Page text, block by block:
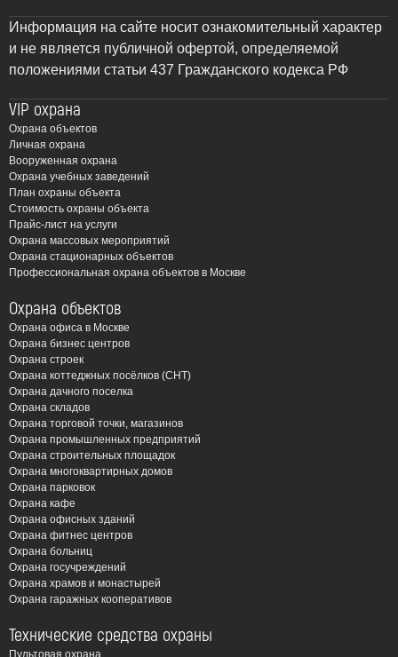
Информация на сайте носит ознакомительный характер
и не является публичной офертой, определяемой
положениями статьи 437 Гражданского кодекса РФ
VIP охрана
Охрана объектов
Личная охрана
Вооруженная охрана
Охрана учебных заведений
План охраны объекта
Стоимость охраны объекта
Прайс-лист на услуги
Охрана массовых мероприятий
Охрана стационарных объектов
Профессиональная охрана объектов в Москве
Охрана объектов
Охрана офиса в Москве
Охрана бизнес центров
Охрана строек
Охрана коттеджных посёлков (СНТ)
Охрана дачного поселка
Охрана складов
Охрана торговой точки, магазинов
Охрана промышленных предприятий
Охрана строительных площадок
Охрана многоквартирных домов
Охрана парковок
Охрана кафе
Охрана офисных зданий
Охрана фитнес центров
Охрана больниц
Охрана госучреждений
Охрана храмов и монастырей
Охрана гаражных кооперативов
Технические средства охраны
Пультовая охрана